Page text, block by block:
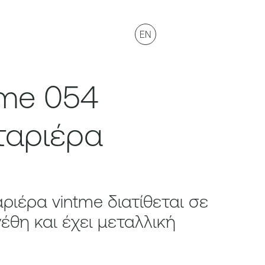
EN
054
vintme διατίθεται σε
και έχει μεταλλική